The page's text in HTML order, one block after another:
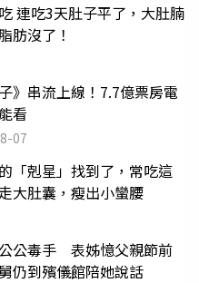
連吃3天肚子平了，大肚腩
肪沒了！
》串流上線！7.7億票房電
看
07
「剋星」找到了，常吃這
大肚囊，瘦出小蠻腰
公毒手 表姊憶父親節前
仍到殯儀館陪她說話